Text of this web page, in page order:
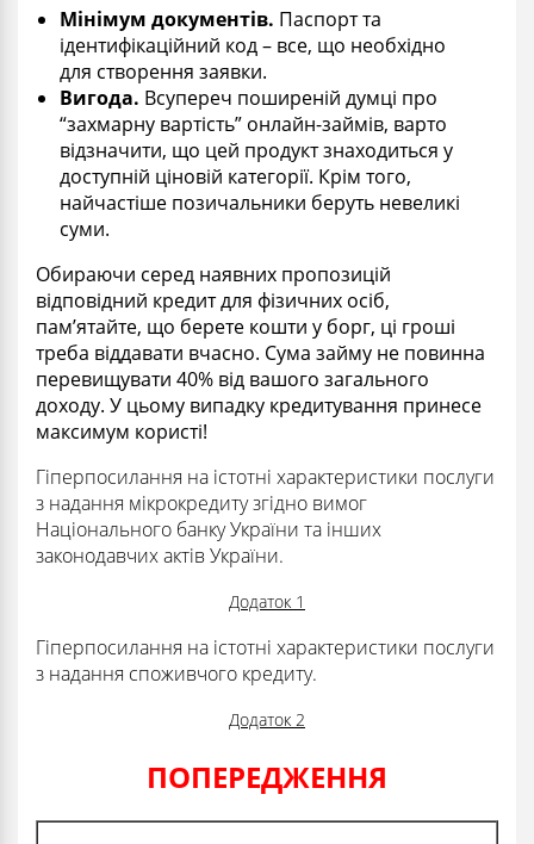
Мінімум документів. Паспорт та
ідентифікаційний код – все, що необхідно
для створення заявки.
Вигода. Всупереч поширеній думці про
“захмарну вартість” онлайн-займів, варто
відзначити, що цей продукт знаходиться у
доступній ціновій категорії. Крім того,
найчастіше позичальники беруть невеликі
суми.
Обираючи серед наявних пропозицій
відповідний кредит для фізичних осіб,
пам’ятайте, що берете кошти у борг, ці гроші
треба віддавати вчасно. Сума займу не повинна
перевищувати 40% від вашого загального
доходу. У цьому випадку кредитування принесе
максимум користі!
Гіперпосилання на істотні характеристики послуги
з надання мікрокредиту згідно вимог
Національного банку України та інших
законодавчих актів України.
Додаток 1
Гіперпосилання на істотні характеристики послуги
з надання споживчого кредиту.
Додаток 2
ПОПЕРЕДЖЕННЯ